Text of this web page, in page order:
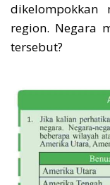
dikelompokkan
region. Negara
tersebut?